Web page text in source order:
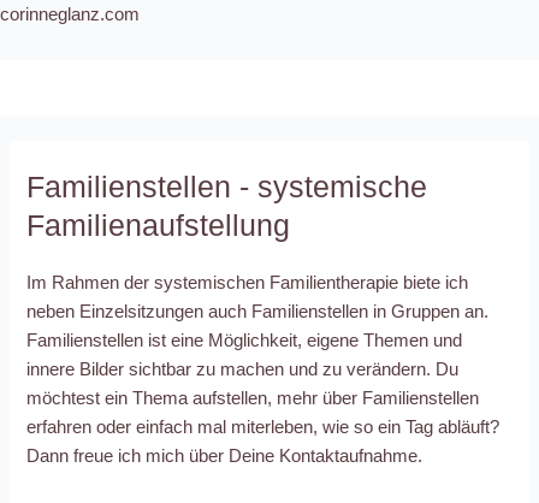
Zum
corinneglanz.com
Familienstellen - systemische
Familienaufstellung
Im Rahmen der systemischen Familientherapie biete ich
neben Einzelsitzungen auch Familienstellen in Gruppen an.
Familienstellen ist eine Möglichkeit, eigene Themen und
innere Bilder sichtbar zu machen und zu verändern. Du
möchtest ein Thema aufstellen, mehr über Familienstellen
erfahren oder einfach mal miterleben, wie so ein Tag abläuft?
Dann freue ich mich über Deine Kontaktaufnahme.
Beitragsnavigation